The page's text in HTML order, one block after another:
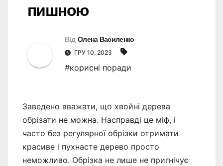
пишною
Від Олена Василенко
ГРУ 10, 2023
#корисні поради
Заведено вважати, що хвойні дерева
обрізати не можна. Насправді це міф, і
часто без регулярної обрізки отримати
красиве і пухнасте дерево просто
неможливо. Обрізка не лише не пригнічує